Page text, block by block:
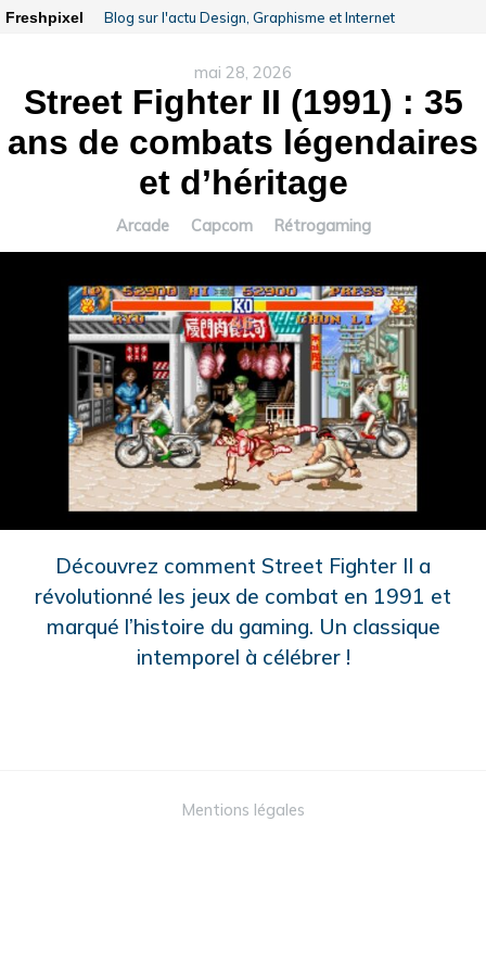
Freshpixel Blog sur l'actu Design, Graphisme et Internet
mai 28, 2026
Street Fighter II (1991) : 35
ans de combats légendaires
et d’héritage
Arcade Capcom Rétrogaming
Découvrez comment Street Fighter II a
révolutionné les jeux de combat en 1991 et
marqué l’histoire du gaming. Un classique
intemporel à célébrer !
Mentions légales